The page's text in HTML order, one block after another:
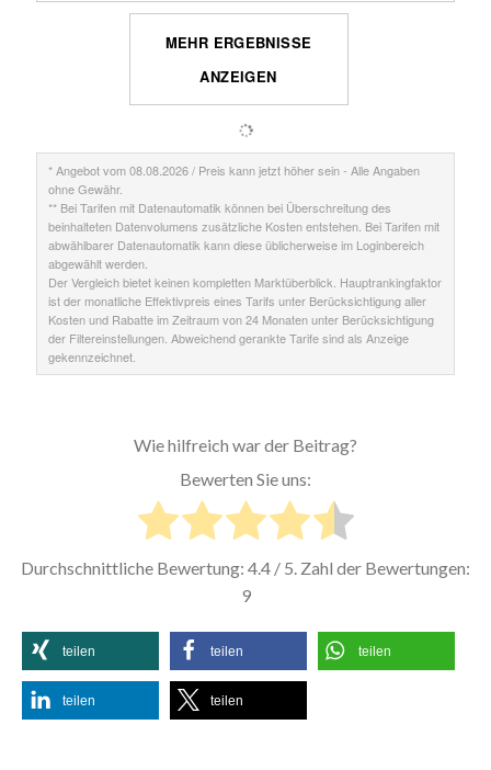
MEHR ERGEBNISSE
ANZEIGEN
* Angebot vom 08.08.2026 / Preis kann jetzt höher sein - Alle Angaben
ohne Gewähr.
** Bei Tarifen mit Datenautomatik können bei Überschreitung des
beinhalteten Datenvolumens zusätzliche Kosten entstehen. Bei Tarifen mit
abwählbarer Datenautomatik kann diese üblicherweise im Loginbereich
abgewählt werden.
Der Vergleich bietet keinen kompletten Marktüberblick. Hauptrankingfaktor
ist der monatliche Effektivpreis eines Tarifs unter Berücksichtigung aller
Kosten und Rabatte im Zeitraum von 24 Monaten unter Berücksichtigung
der Filtereinstellungen. Abweichend gerankte Tarife sind als Anzeige
gekennzeichnet.
Wie hilfreich war der Beitrag?
Bewerten Sie uns:
Durchschnittliche Bewertung: 4.4 / 5. Zahl der Bewertungen:
9
teilen teilen teilen
teilen teilen